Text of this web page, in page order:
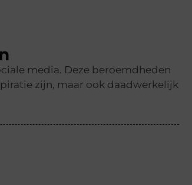
media. Deze beroemdheden
zijn, maar ook daadwerkelijk